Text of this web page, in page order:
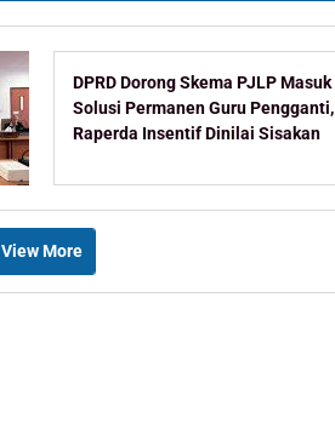
DPRD Dorong Skema PJLP Masuk
Solusi Permanen Guru Pengganti,
Raperda Insentif Dinilai Sisakan
View More